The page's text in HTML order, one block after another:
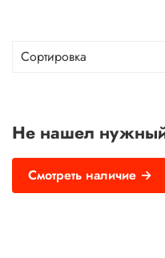
Не нашел
Смотреть наличие →